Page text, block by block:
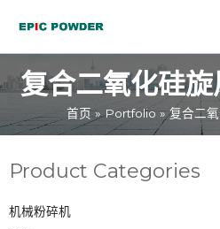
内
复合二氧化硅
首页 Portfolio 复合二
Product Categories
机械粉碎机